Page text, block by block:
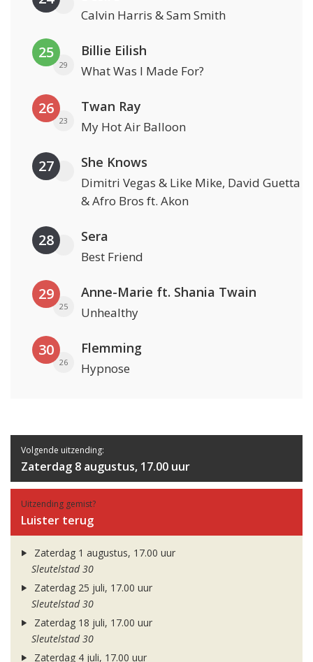
Calvin Harris & Sam Smith
25
29
Billie Eilish
What Was I Made For?
26
23
Twan Ray
My Hot Air Balloon
27 She Knows
Dimitri Vegas & Like Mike, David Guetta
& Afro Bros ft. Akon
28 Sera
Best Friend
29
25
Anne-Marie ft. Shania Twain
Unhealthy
30
26
Flemming
Hypnose
Volgende uitzending:
Zaterdag 8 augustus, 17.00 uur
Uitzending gemist?
Luister terug
Zaterdag 1 augustus, 17.00 uur
Sleutelstad 30
Zaterdag 25 juli, 17.00 uur
Sleutelstad 30
Zaterdag 18 juli, 17.00 uur
Sleutelstad 30
Zaterdag 4 juli, 17.00 uur